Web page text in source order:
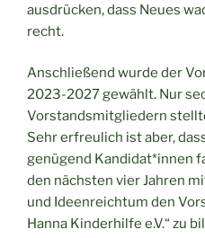
ausdrücken, dass Neues
recht.
Anschließend wurde der
2023-2027 gewählt. Nur
Vorstandsmitgliedern
Sehr erfreulich ist aber,
genügend Kandidat*innen
den nächsten vier Jahren
und Ideenreichtum den
Hanna Kinderhilfe e.V.“ zu